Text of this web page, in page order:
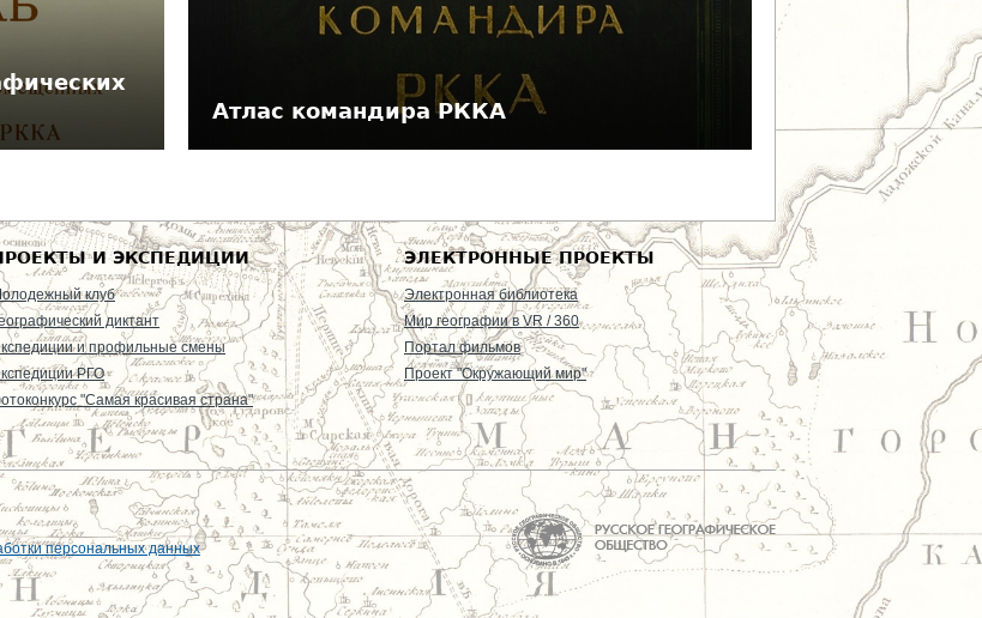
Атлас командира РККА
И ЭКСПЕДИЦИИ
клуб
диктант
и профильные смены
РГО
"Самая красивая страна"
ЭЛЕКТРОННЫЕ ПРОЕКТЫ
Электронная библиотека
Мир географии в VR / 360
Портал фильмов
Проект "Окружающий мир"
персональных данных